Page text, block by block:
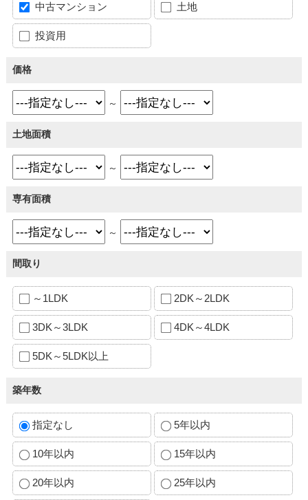
中古マンション 土地
投資用
価格
～
土地面積
～
専有面積
～
間取り
～1LDK 2DK～2LDK
3DK～3LDK 4DK～4LDK
5DK～5LDK以上
築年数
指定なし 5年以内
10年以内 15年以内
20年以内 25年以内